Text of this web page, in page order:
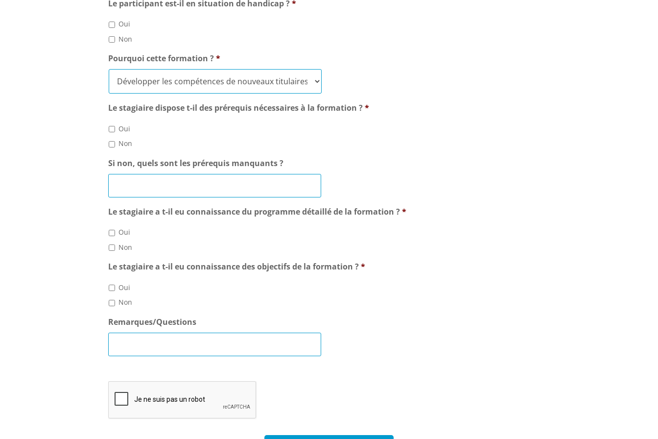
Le participant est-il en situation de handicap ? *
Oui
Non
Pourquoi cette formation ? *
Le stagiaire dispose t-il des prérequis nécessaires à la formation ? *
Oui
Non
Si non, quels sont les prérequis manquants ?
Le stagiaire a t-il eu connaissance du programme détaillé de la formation ? *
Oui
Non
Le stagiaire a t-il eu connaissance des objectifs de la formation ? *
Oui
Non
Remarques/Questions